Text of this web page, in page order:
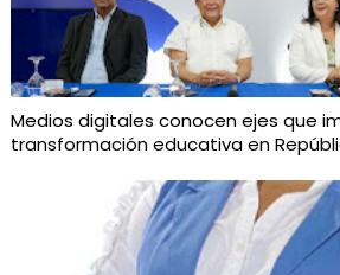
Medios digitales conocen ejes que
transformación educativa en